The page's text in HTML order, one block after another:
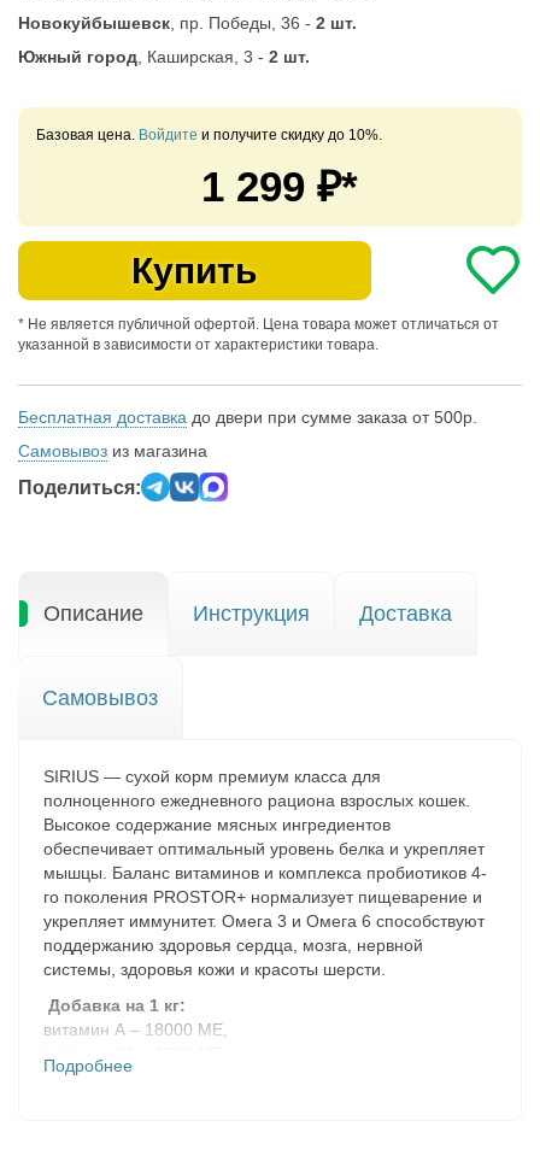
Новокуйбышевск , пр. Победы, 36 - 2 шт.
Южный город , Каширская, 3 - 2 шт.
Базовая цена. Войдите и получите скидку до 10%.
1 299₽*
Купить
* Не является публичной офертой. Цена товара может отличаться от
указанной в зависимости от характеристики товара.
Бесплатная доставка до двери при сумме заказа от 500р.
Самовывоз из магазина
Поделиться:
Описание Инструкция Доставка
Самовывоз
SIRIUS — сухой корм премиум класса для
полноценного ежедневного рациона взрослых кошек.
Высокое содержание мясных ингредиентов
обеспечивает оптимальный уровень белка и укрепляет
мышцы. Баланс витаминов и комплекса пробиотиков 4-
го поколения PROSTOR+ нормализует пищеварение и
укрепляет иммунитет. Омега 3 и Омега 6 способствуют
поддержанию здоровья сердца, мозга, нервной
системы, здоровья кожи и красоты шерсти.
Добавка на 1 кг:
витамин А – 18000 МЕ,
витамин Е – 300 МЕ,
Подробнее